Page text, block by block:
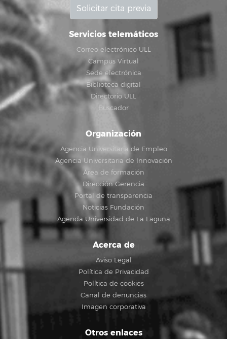
Solicitar cita previa
Servicios telemáticos
Correo electrónico ULL
Campus Virtual
Sede electrónica
Biblioteca digital
Directorio ULL
Buscador
Organización
Agencia Universitaria de Empleo
Agencia Universitaria de Innovación
Área de formación
Dirección Gerencia
Portal de transparencia
Noticias Fundación
Agenda Universidad de La Laguna
Acerca de
Aviso Legal
Política de Privacidad
Política de cookies
Canal de denuncias
Imagen corporativa
Otros enlaces